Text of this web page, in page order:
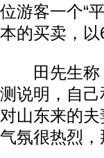
位游客一个“
本的买卖，
田先生称，
测说明，自
对山东来的
气氛很热烈